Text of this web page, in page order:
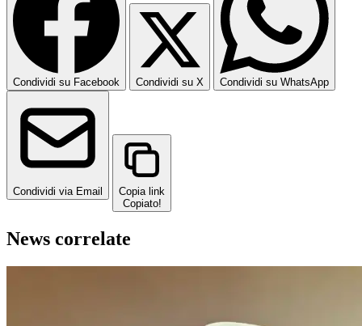
Condividi su Facebook Condividi su X Condividi su WhatsApp
Condividi via Email
Copia link
Copiato!
News correlate